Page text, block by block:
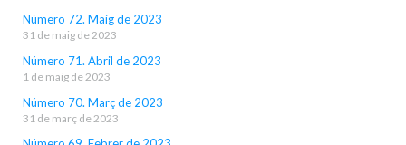
Número 72. Maig de 2023
31 de maig de 2023
Número 71. Abril de 2023
1 de maig de 2023
Número 70. Març de 2023
31 de març de 2023